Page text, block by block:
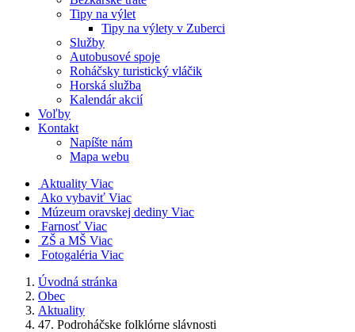
Tipy na výlet
Tipy na výlety v Zuberci
Služby
Autobusové spoje
Roháčsky turistický vláčik
Horská služba
Kalendár akcií
Voľby
Kontakt
Napíšte nám
Mapa webu
Aktuality Viac
Ako vybaviť Viac
Múzeum oravskej dediny Viac
Farnosť Viac
ZŠ a MŠ Viac
Fotogaléria Viac
Úvodná stránka
Obec
Aktuality
47. Podroháčske folklórne slávnosti